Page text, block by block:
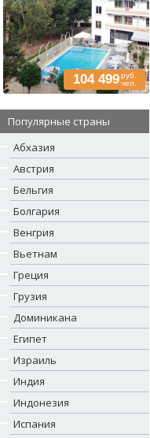
104 499руб.
чел.
Популярные страны
Абхазия
Австрия
Бельгия
Болгария
Венгрия
Вьетнам
Греция
Грузия
Доминикана
Египет
Израиль
Индия
Индонезия
Испания